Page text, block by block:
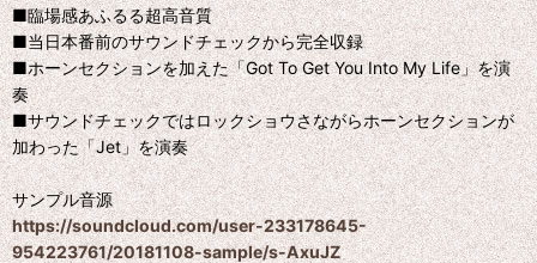
■臨場感あふるる超高音質
■当日本番前のサウンドチェックから完全収録
■ホーンセクションを加えた「Got To Get You Into My Life」を演
奏
■サウンドチェックではロックショウさながらホーンセクションが
加わった「Jet」を演奏
サンプル音源
https://soundcloud.com/user-233178645-
954223761/20181108-sample/s-AxuJZ